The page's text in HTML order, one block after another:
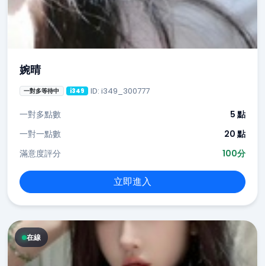
婉晴
一對多等待中 i349 ID: i349_300777
一對多點數
5 點
一對一點數
20 點
滿意度評分
100分
立即進入
在線